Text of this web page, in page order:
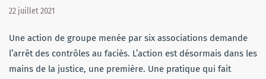
22 juillet 2021
Une action de groupe menée par six associations demande
l’arrêt des contrôles au faciès. L’action est désormais dans les
mains de la justice, une première. Une pratique qui fait